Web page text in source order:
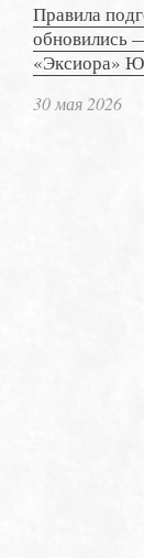
Правила
обновились
«Эксиора»
30 мая 2026